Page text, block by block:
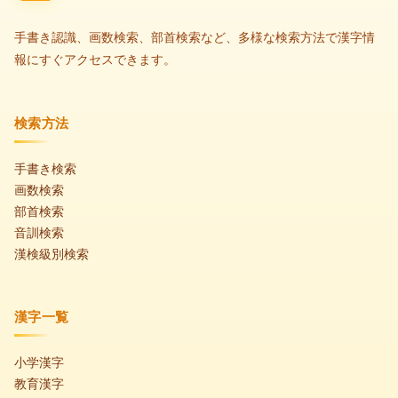
手書き認識、画数検索、部首検索など、多様な検索方法で漢字情
報にすぐアクセスできます。
検索方法
手書き検索
画数検索
部首検索
音訓検索
漢検級別検索
漢字一覧
小学漢字
教育漢字